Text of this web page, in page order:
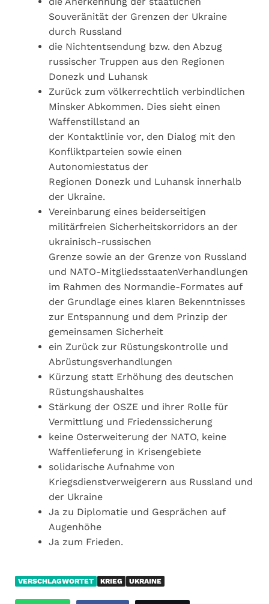
Souveränität der Grenzen der Ukraine
durch Russland
die Nichtentsendung bzw. den Abzug
russischer Truppen aus den Regionen
Donezk und Luhansk
Zurück zum völkerrechtlich verbindlichen
Minsker Abkommen. Dies sieht einen
Waffenstillstand an
der Kontaktlinie vor, den Dialog mit den
Konfliktparteien sowie einen
Autonomiestatus der
Regionen Donezk und Luhansk innerhalb
der Ukraine.
Vereinbarung eines beiderseitigen
militärfreien Sicherheitskorridors an der
ukrainisch-russischen
Grenze sowie an der Grenze von Russland
und NATO-MitgliedsstaatenVerhandlungen
im Rahmen des Normandie-Formates auf
der Grundlage eines klaren Bekenntnisses
zur Entspannung und dem Prinzip der
gemeinsamen Sicherheit
ein Zurück zur Rüstungskontrolle und
Abrüstungsverhandlungen
Kürzung statt Erhöhung des deutschen
Rüstungshaushaltes
Stärkung der OSZE und ihrer Rolle für
Vermittlung und Friedenssicherung
keine Osterweiterung der NATO, keine
Waffenlieferung in Krisengebiete
solidarische Aufnahme von
Kriegsdienstverweigerern aus Russland und
der Ukraine
Ja zu Diplomatie und Gesprächen auf
Augenhöhe
Ja zum Frieden.
VERSCHLAGWORTET KRIEG UKRAINE